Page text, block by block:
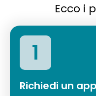
Ecco i
1
Richiedi un